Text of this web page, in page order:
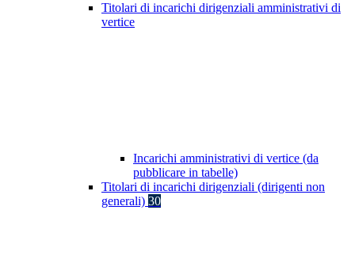
Titolari di incarichi dirigenziali amministrativi di
vertice
Incarichi amministrativi di vertice (da
pubblicare in tabelle)
Titolari di incarichi dirigenziali (dirigenti non
generali) 30